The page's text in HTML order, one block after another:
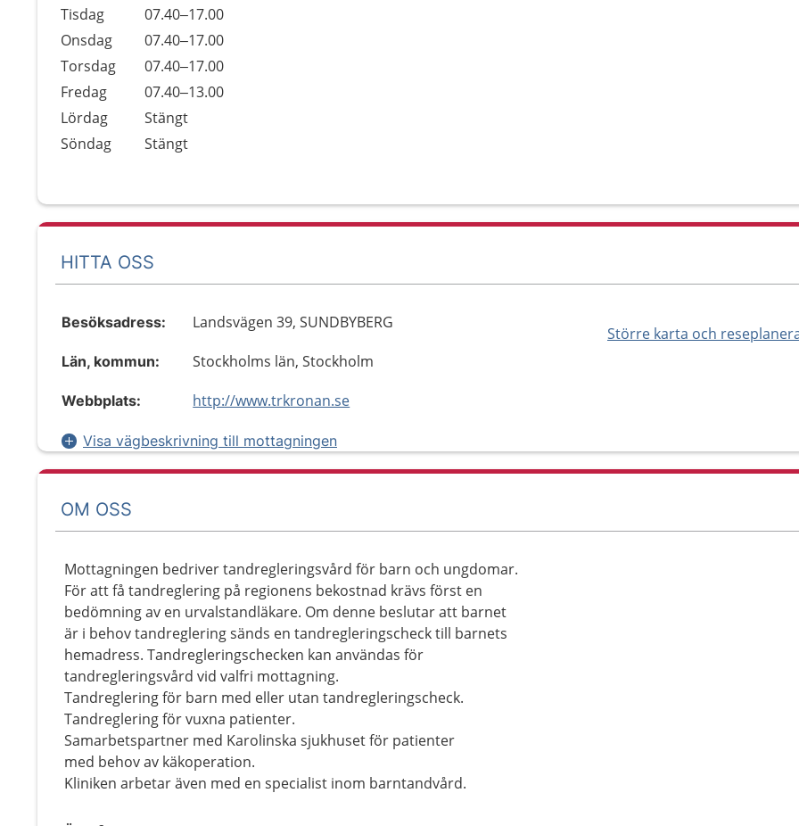
Tisdag
07.40–17.00
Onsdag
07.40–17.00
Torsdag
07.40–17.00
Fredag
07.40–13.00
Lördag
Stängt
Söndag
Stängt
HITTA OSS
Större karta och
Besöksadress: Landsvägen 39, SUNDBYBERG
Län, kommun: Stockholms län, Stockholm
Webbplats: http://www.trkronan.se
Visa vägbeskrivning till mottagningen
OM OSS
Mottagningen bedriver tandregleringsvård för barn och ungdomar.
För att få tandreglering på regionens bekostnad krävs först en
bedömning av en urvalstandläkare. Om denne beslutar att barnet
är i behov tandreglering sänds en tandregleringscheck till barnets
hemadress. Tandregleringschecken kan användas för
tandregleringsvård vid valfri mottagning.
Tandreglering för barn med eller utan tandregleringscheck.
Tandreglering för vuxna patienter.
Samarbetspartner med Karolinska sjukhuset för patienter
med behov av käkoperation.
Kliniken arbetar även med en specialist inom barntandvård.